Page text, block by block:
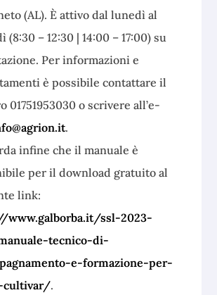
(AL). È attivo dal lunedì al
(8:30 – 12:30 | 14:00 – 17:00) su
Per informazioni e
è possibile contattare il
01751953030 o scrivere all’e-
.
infine che il manuale è
per il download gratuito al
link:
www.galborba.it/ssl-2023-
tecnico-di-
e-formazione-per-
cultivar/.